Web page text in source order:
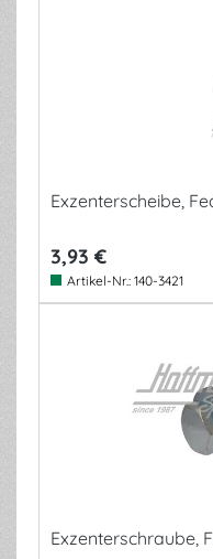
Exzenterscheibe,
3,93 €
Artikel-Nr.: 140-3421
Exzenterschraube,